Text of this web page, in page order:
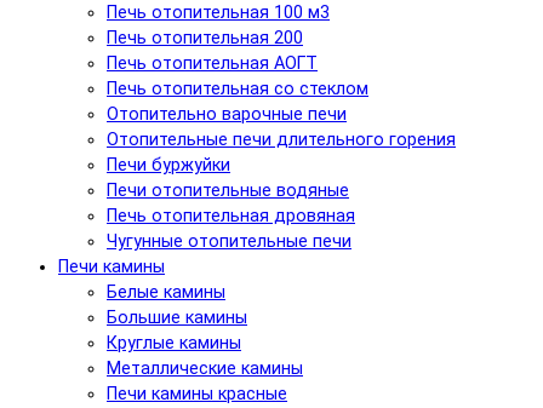
Печь отопительная 100 м3
Печь отопительная 200
Печь отопительная АОГТ
Печь отопительная со стеклом
Отопительно варочные печи
Отопительные печи длительного горения
Печи буржуйки
Печи отопительные водяные
Печь отопительная дровяная
Чугунные отопительные печи
Печи камины
Белые камины
Большие камины
Круглые камины
Металлические камины
Печи камины красные